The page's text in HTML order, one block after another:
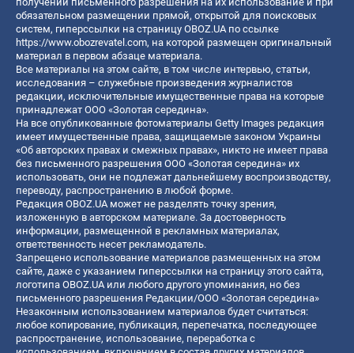
обязательном размещении прямой, открытой для поисковых
систем, гиперссылки на страницу OBOZ.UA по ссылке
https://www.obozrevatel.com, на которой размещен оригинальный
материал в первом абзаце материала.
Все материалы на этом сайте, в том числе интервью, статьи,
исследования – служебные произведения журналистов
редакции, исключительные имущественные права на которые
принадлежат ООО «Золотая середина».
На все опубликованные фотоматериалы Getty Images редакция
имеет имущественные права, защищаемые законом Украины
«Об авторских правах и смежных правах», никто не имеет права
без письменного разрешения ООО «Золотая середина» их
использовать, они не подлежат дальнейшему воспроизводству,
переводу, распространению в любой форме.
Редакция OBOZ.UA может не разделять точку зрения,
изложенную в авторском материале. За достоверность
информации, размещенной в рекламных материалах,
ответственность несет рекламодатель.
Запрещено использование материалов размещенных на этом
сайте, даже с указанием гиперссылки на страницу этого сайта,
логотипа OBOZ.UA или любого другого упоминания, но без
письменного разрешения Редакции/ООО «Золотая середина»
Незаконным использованием материалов будет считаться:
любое копирование, публикация, перепечатка, последующее
распространение, использование, переработка с